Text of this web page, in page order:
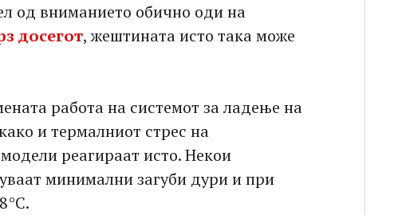
од вниманието обично оди на
досегот, жештината исто така може
работа на системот за ладење на
и термалниот стрес на
реагираат исто. Некои
минимални загуби дури и при